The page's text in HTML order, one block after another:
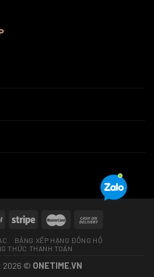
BẢNG XẾP HẠNG ĐỒNG HỒ
THỨC THANH TOÁN
2026 © ONETIME.VN